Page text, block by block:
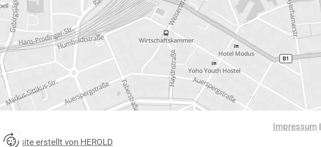
Impressum |
Website erstellt von HEROLD